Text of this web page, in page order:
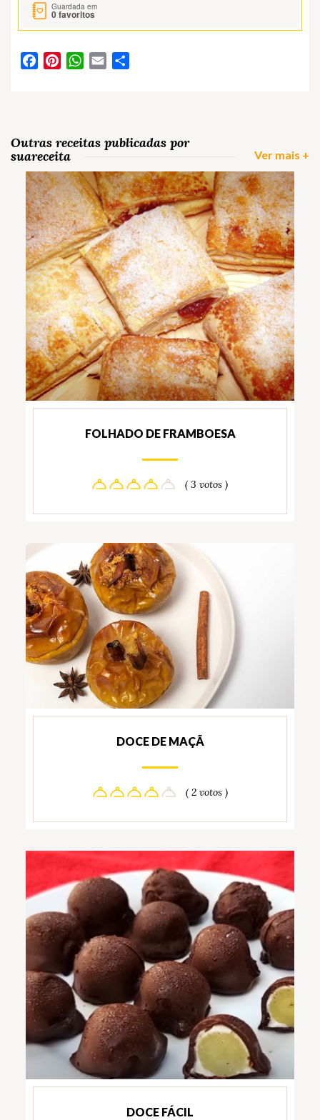
Guardada em
0favoritos
FacebookPinterestWhatsApp
Email
Outras receitas publicadas por
suareceita
Ver mais +
FOLHADO DE FRAMBOESA
( 3 votos )
DOCE DE MAÇÃ
( 2 votos )
DOCE FÁCIL